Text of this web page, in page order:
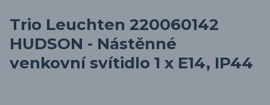
Trio Leuchten 220060142
HUDSON - Nástěnné
venkovní svítidlo 1 x E14, IP44